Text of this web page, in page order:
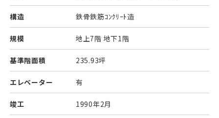
構造 鉄骨鉄筋ｺﾝｸﾘｰﾄ造
規模 地上7階 地下1階
基準階面積 235.93坪
エレベーター 有
竣工 1990年2月